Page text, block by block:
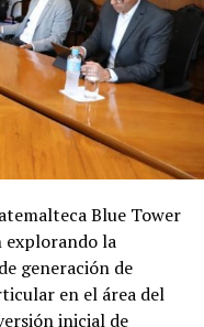
ganancias
podría
de prisión
por
intentaron
primero a la
solicitando que
comercial.
no asistió
por el
«Green Castle»
guaraníes
señora Garrido
e
Blue Tower
explorando la
generación de
en el área del
inicial de